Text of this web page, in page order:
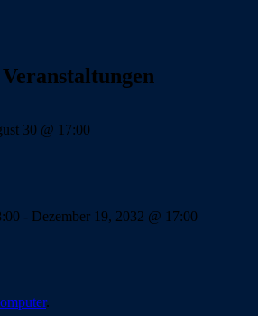
30 @ 17:00
- Dezember 19, 2032 @ 17:00
.